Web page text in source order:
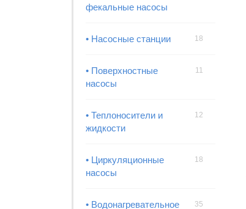
фекальные насосы
• Насосные станции 18
• Поверхностные
насосы
11
• Теплоносители и
жидкости
12
• Циркуляционные
насосы
18
• Водонагревательное
35